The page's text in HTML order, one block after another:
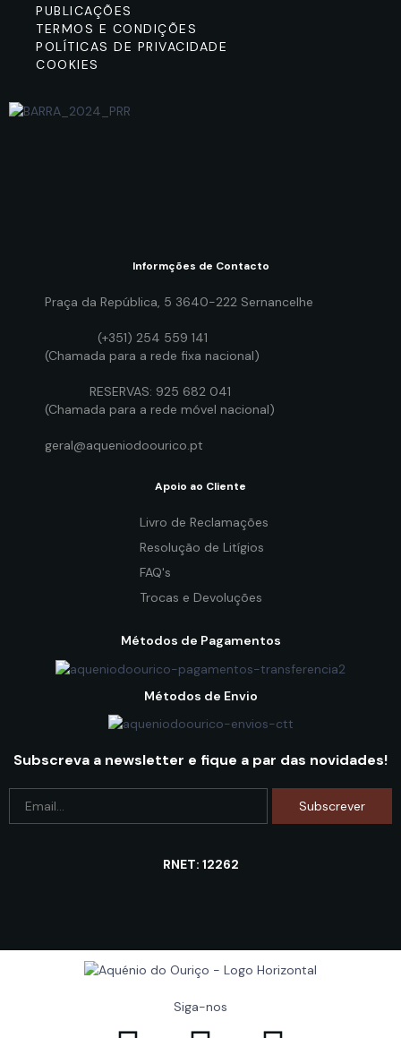
PUBLICAÇÕES
TERMOS E CONDIÇÕES
POLÍTICAS DE PRIVACIDADE
COOKIES
Informções de Contacto
Praça da República, 5 3640-222 Sernancelhe
(+351) 254 559 141
(Chamada para a rede fixa nacional)
RESERVAS: 925 682 041
(Chamada para a rede móvel nacional)
geral@aqueniodoourico.pt
Apoio ao Cliente
Livro de Reclamações
Resolução de Litígios
FAQ's
Trocas e Devoluções
Métodos de Pagamentos
Métodos de Envio
Subscreva a newsletter e fique a par das novidades!
RNET: 12262
Siga-nos